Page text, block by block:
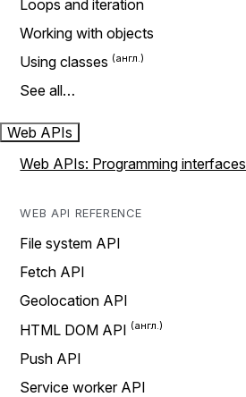
Loops and iteration
Working with objects
Using classes
See all…
Web APIs
Web APIs: Programming interfaces
WEB API REFERENCE
File system API
Fetch API
Geolocation API
HTML DOM API
Push API
Service worker API